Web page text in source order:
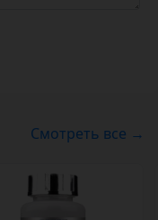
Смотреть все →